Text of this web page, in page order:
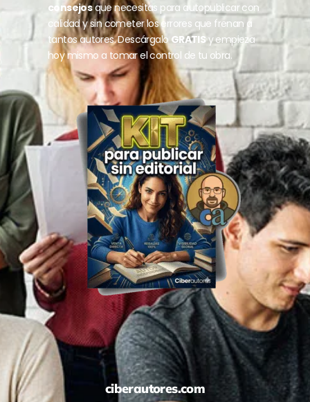
consejosque necesitas para autopublicar con
calidad y sin cometer los errores que frenan a
tantos autores. DescárgaloGRATISy empieza
hoy mismo a tomar el control de tu obra.
ciberautores.com